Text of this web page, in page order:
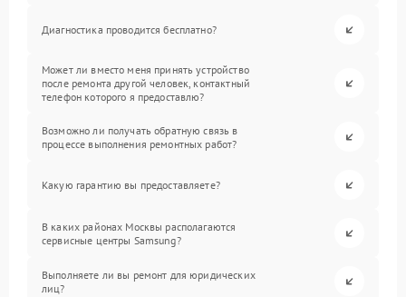
Диагностика проводится бесплатно?
Может ли вместо меня принять устройство
после ремонта другой человек, контактный
телефон которого я предоставлю?
Возможно ли получать обратную связь в
процессе выполнения ремонтных работ?
Какую гарантию вы предоставляете?
В каких районах Москвы располагаются
сервисные центры Samsung?
Выполняете ли вы ремонт для юридических
лиц?